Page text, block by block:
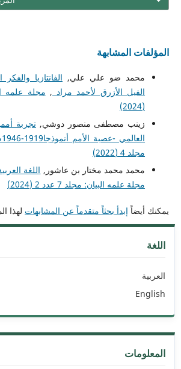
المؤلفات المشابهة
محمد ضو علي علي, الفانتازيا
الفيل الأزرق لأحمد مراد ,
(2024)
زينب مصطفى منصور دوشي, تجربة
العالمي -عصبة الأمم أنموذجا1919-1946م
مجلد 4 (2022)
محمد محمد مختار بن عاشور, اللغة
مجلة علمه البيان: مجلد 7 عدد 2 (2024)
يمكنك أيضاً إبدأ بحثاً متقدماً عن المشابهات لهذا
اللغة
العربية
English
المعلومات